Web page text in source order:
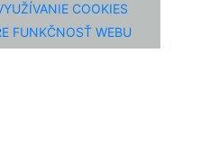
COOKIES
FUNKČNOSŤ WEBU